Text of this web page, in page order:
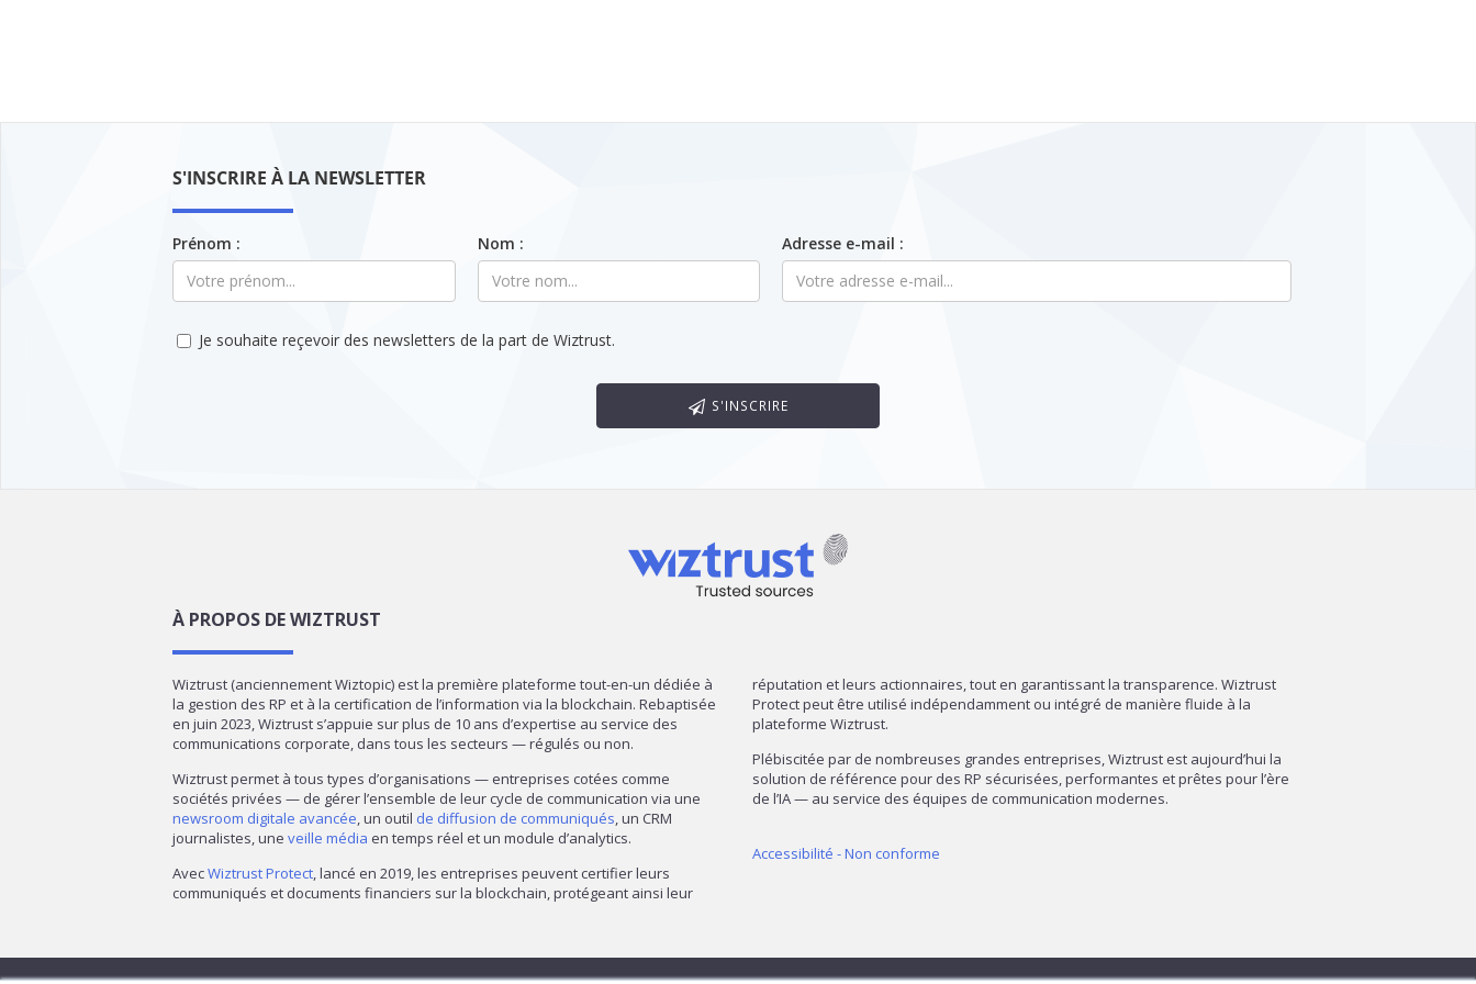
S'INSCRIRE À LA NEWSLETTER
Prénom : Nom : Adresse e-mail :
Je souhaite reçevoir des newsletters de la part de Wiztrust.
S'INSCRIRE
À PROPOS DE WIZTRUST
Wiztrust (anciennement Wiztopic) est la première plateforme tout-en-un dédiée à
la gestion des RP et à la certification de l’information via la blockchain. Rebaptisée
en juin 2023, Wiztrust s’appuie sur plus de 10 ans d’expertise au service des
communications corporate, dans tous les secteurs — régulés ou non.
Wiztrust permet à tous types d’organisations — entreprises cotées comme
sociétés privées — de gérer l’ensemble de leur cycle de communication via une
newsroom digitale avancée, un outil de diffusion de communiqués, un CRM
journalistes, une veille média en temps réel et un module d’analytics.
AvecWiztrust Protect, lancé en 2019, les entreprises peuvent certifier leurs
communiqués et documents financiers sur la blockchain, protégeant ainsi leur
réputation et leurs actionnaires, tout en garantissant la transparence. Wiztrust
Protect peut être utilisé indépendamment ou intégré de manière fluide à la
plateforme Wiztrust.
Plébiscitée par de nombreuses grandes entreprises, Wiztrust est aujourd’hui la
solution de référence pour des RP sécurisées, performantes et prêtes pour l’ère
de l’IA — au service des équipes de communication modernes.
Accessibilité - Non conforme